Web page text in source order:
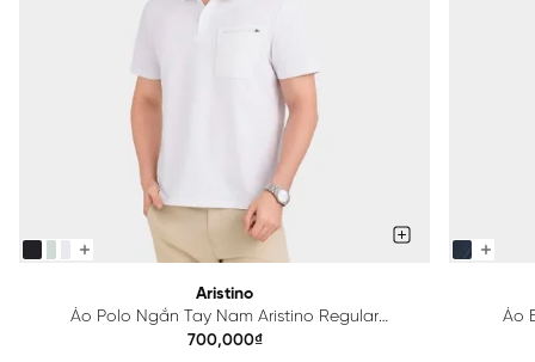
Aristino
Áo Polo Ngắn Tay Nam Aristino Regular
APS615EDP01
700,000₫
Áo